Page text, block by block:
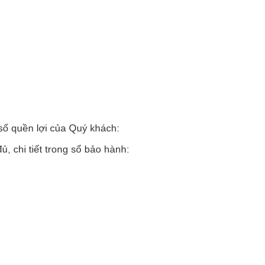
quền lợi của Quý khách:
chi tiết trong sổ bảo hành: